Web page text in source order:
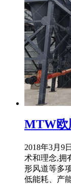
MTW欧
2018年3月9
术和理念,拥
形风道等多
低能耗、产